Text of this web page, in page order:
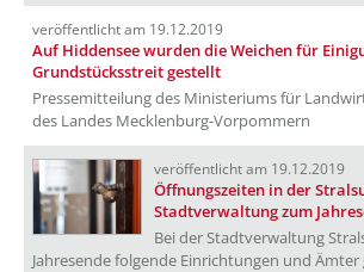
veröffentlicht am 19.12.2019
Auf Hiddensee wurden die Weichen für
Grundstücksstreit gestellt
Pressemitteilung des Ministeriums für
des Landes Mecklenburg-Vorpommern
veröffentlicht am 19.12.2019
Öffnungszeiten in der
Stadtverwaltung zum
Bei der Stadtverwaltung
Jahresende folgende Einrichtungen und Ämter